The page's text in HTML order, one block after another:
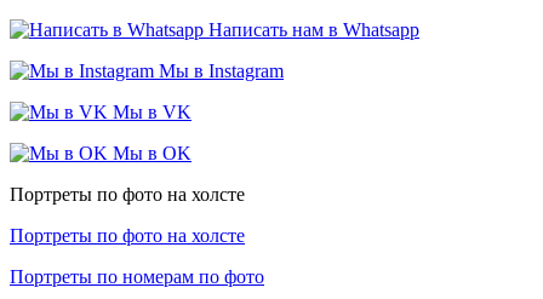
Написать нам в Whatsapp
Мы в Instagram
Мы в VK
Мы в OK
Портреты по фото на холсте
Портреты по фото на холсте
Портреты по номерам по фото